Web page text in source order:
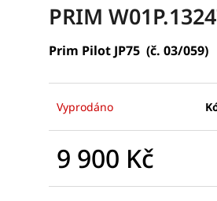
PRIM
Prim Pilot JP75 (č. 03/059)
Vyprodáno
9 900 Kč